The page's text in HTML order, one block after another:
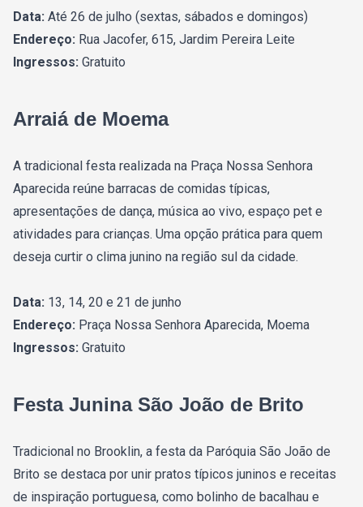
Data: Até 26 de julho (sextas, sábados e domingos)
Endereço: Rua Jacofer, 615, Jardim Pereira Leite
Ingressos: Gratuito
Arraiá de Moema
A tradicional festa realizada na Praça Nossa Senhora
Aparecida reúne barracas de comidas típicas,
apresentações de dança, música ao vivo, espaço pet e
atividades para crianças. Uma opção prática para quem
deseja curtir o clima junino na região sul da cidade.
Data: 13, 14, 20 e 21 de junho
Endereço: Praça Nossa Senhora Aparecida, Moema
Ingressos: Gratuito
Festa Junina São João de Brito
Tradicional no Brooklin, a festa da Paróquia São João de
Brito se destaca por unir pratos típicos juninos e receitas
de inspiração portuguesa, como bolinho de bacalhau e